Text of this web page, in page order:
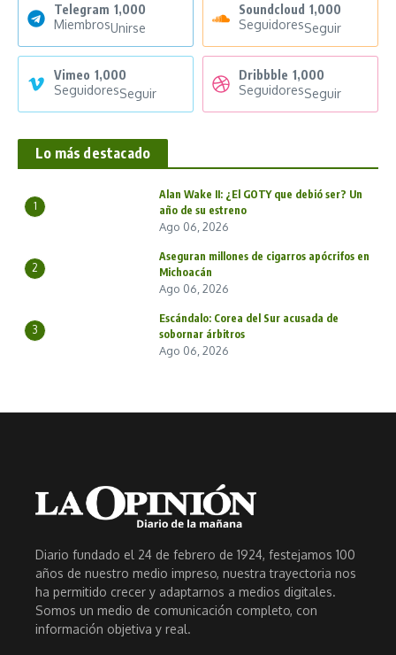
Telegram 1,000
MiembrosUnirse
Soundcloud 1,000
SeguidoresSeguir
Vimeo 1,000
SeguidoresSeguir
Dribbble 1,000
SeguidoresSeguir
Lo más destacado
1
Alan Wake II: ¿El GOTY que debió ser? Un
año de su estreno
Ago 06, 2026
2
Aseguran millones de cigarros apócrifos en
Michoacán
Ago 06, 2026
3
Escándalo: Corea del Sur acusada de
sobornar árbitros
Ago 06, 2026
Diario fundado el 24 de febrero de 1924, festejamos 100
años de nuestro medio impreso, nuestra trayectoria nos
ha permitido crecer y adaptarnos a medios digitales.
Somos un medio de comunicación completo, con
información objetiva y real.